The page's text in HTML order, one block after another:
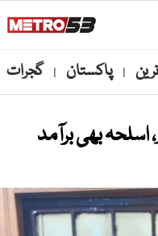
| پاکستان | گجرات
بھی برآمد